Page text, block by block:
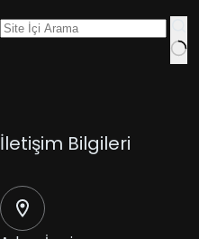
İletişim Bilgileri